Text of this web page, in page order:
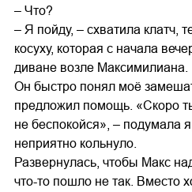
– Что?
– Я пойду, – схватила клатч,
косуху, которая с начала
диване возле Максимилиана.
Он быстро понял моё
предложил помощь. «Скоро
не беспокойся», – подумала
неприятно кольнуло.
Развернулась, чтобы Макс
что-то пошло не так. Вместо